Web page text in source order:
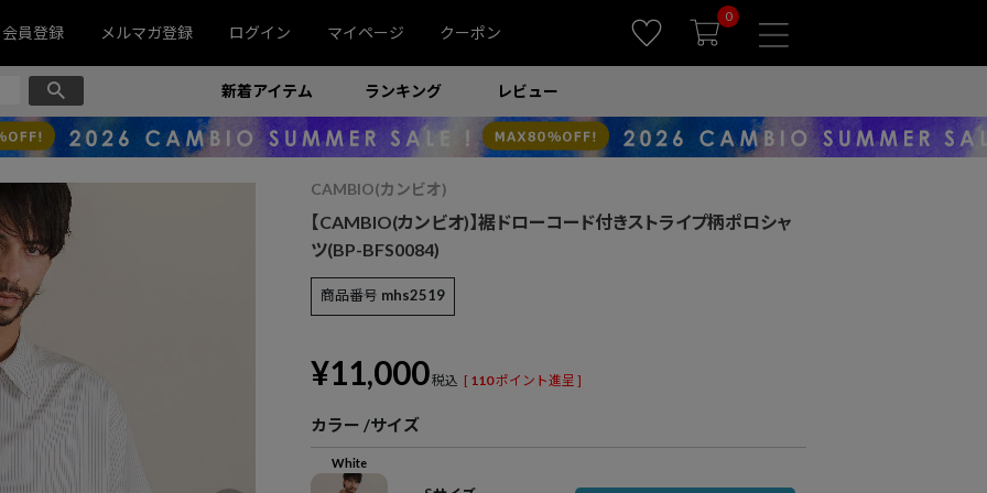
会員登録 メルマガ登録 ログイン マイページ クーポン
0
新着アイテム ランキング レビュー
CAMBIO(カンビオ)
【CAMBIO(カンビオ)】裾ドローコード付きストライプ柄ポロシャ
ツ(BP-BFS0084)
商品番号 mhs2519
¥11,000税込 [ 110ポイント進呈 ]
カラー サイズ
White